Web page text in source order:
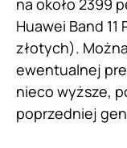
na około 2399
Huawei Band
złotych).
ewentualnej
nieco wyższe,
poprzedniej